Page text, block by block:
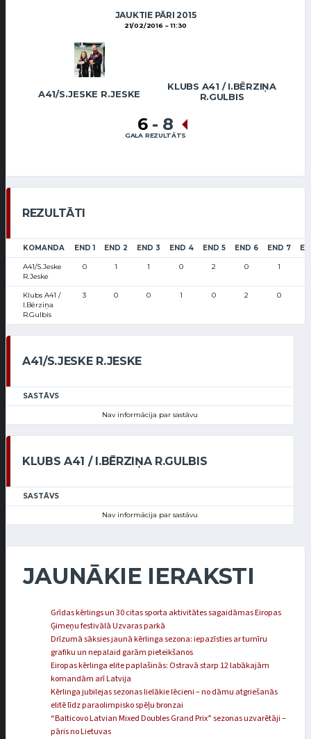
JAUKTIE PĀRI 2015
21/02/2016 11:30
A41/S.JESKE R.JESKE
KLUBS A41 / I.BĒRZIŅA
R.GULBIS
6 - 8
GALA REZULTĀTS
REZULTĀTI
KOMANDA END 1 END 2 END 3 END 4 END 5 END 6 END 7
A41/S.Jeske
R.Jeske
0 1 1 0 2 0 1
Klubs A41 /
I.Bērziņa
R.Gulbis
3 0 0 1 0 2 0
A41/S.JESKE R.JESKE
SASTĀVS
Nav informācija par sastāvu
KLUBS A41 / I.BĒRZIŅA R.GULBIS
SASTĀVS
Nav informācija par sastāvu
JAUNĀKIE IERAKSTI
Grīdas kērlings un 30 citas sporta aktivitātes sagaidāmas Eiropas
Ģimeņu festivālā Uzvaras parkā
Drīzumā sāksies jaunā kērlinga sezona: iepazīsties ar turnīru
grafiku un nepalaid garām pieteikšanos
Eiropas kērlinga elite paplašinās: Ostravā starp 12 labākajām
komandām arī Latvija
Kērlinga jubilejas sezonas lielākie lēcieni – no dāmu atgriešanās
elitē līdz paraolimpisko spēļu bronzai
“Balticovo Latvian Mixed Doubles Grand Prix” sezonas uzvarētāji –
pāris no Lietuvas